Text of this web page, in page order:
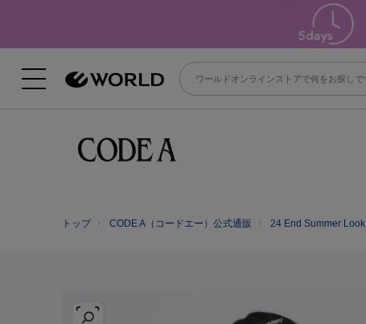
トップ CODE A（コードエー）公式通販 24 End Summer Look